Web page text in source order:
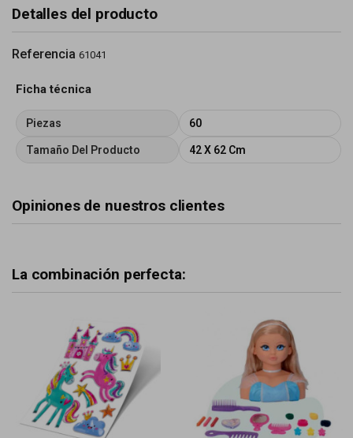
Detalles del producto
Referencia 61041
Ficha técnica
Piezas 60
Tamaño Del Producto 42 X 62 Cm
Opiniones de nuestros clientes
La combinación perfecta: